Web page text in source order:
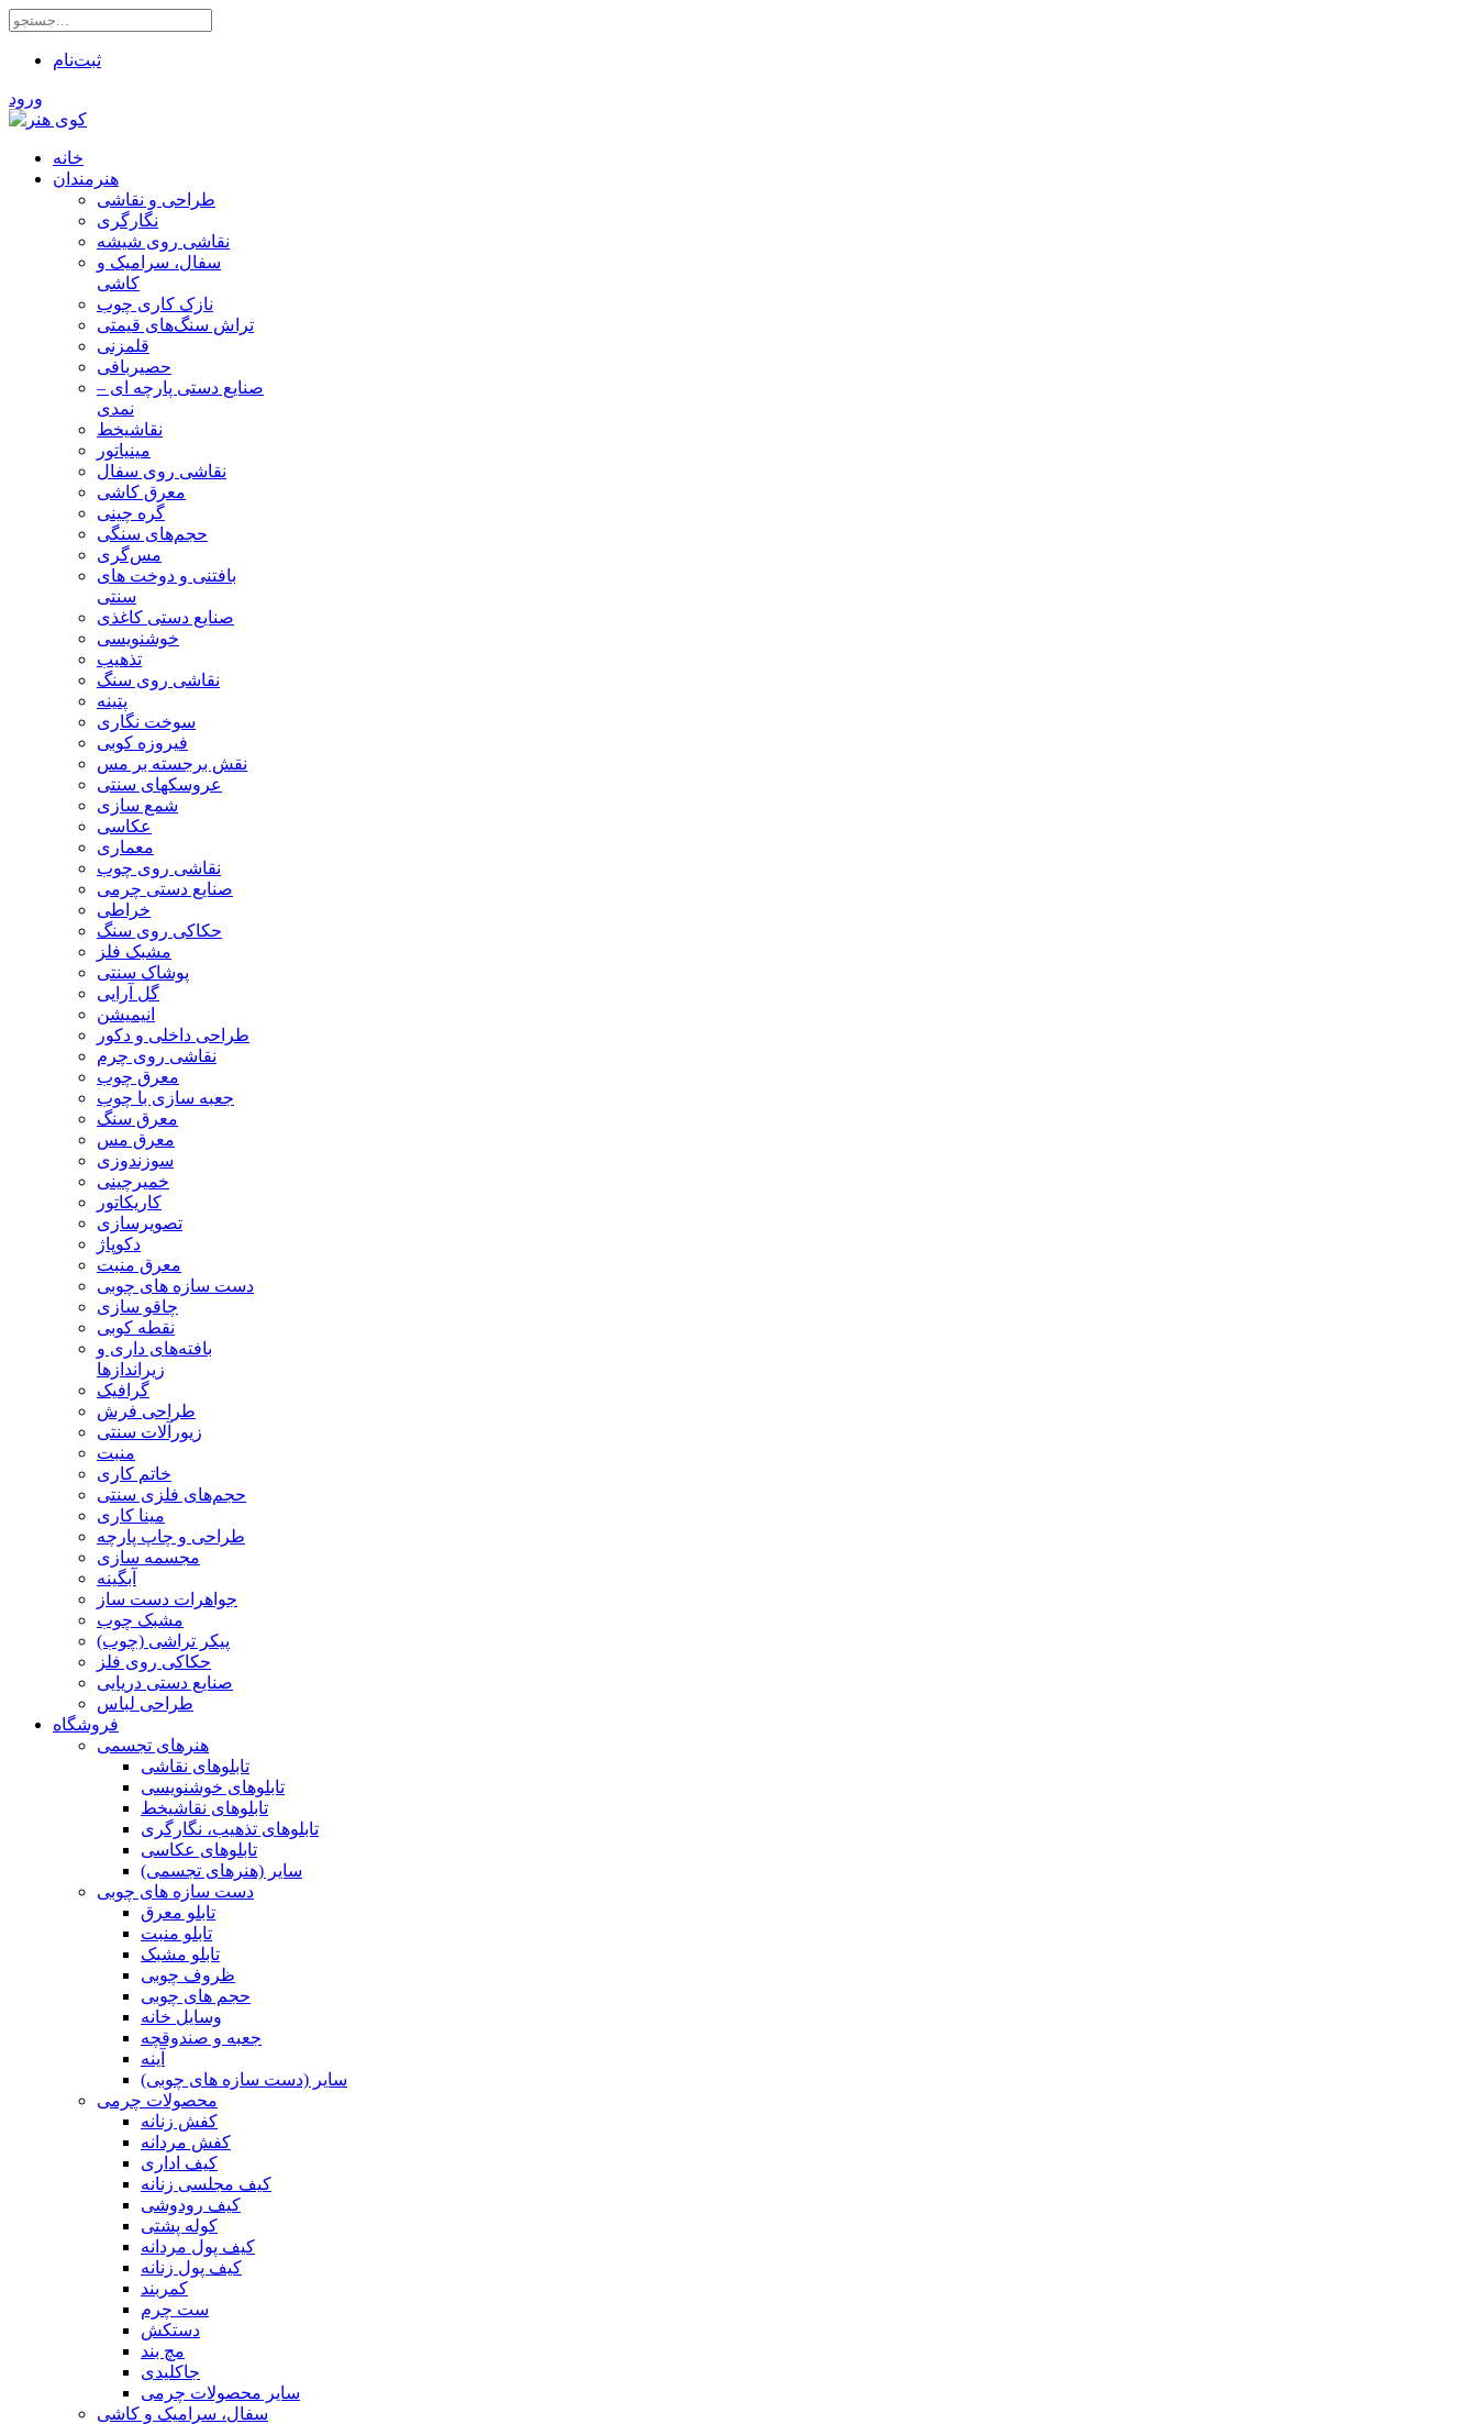
ثبت‌نام
ورود
خانه
هنرمندان
طراحی و نقاشی
نگارگری
نقاشی روی شیشه
سفال، سرامیک و
کاشی
نازک کاری چوب
تراش سنگ‌های قیمتی
قلمزنی
حصیربافی
صنایع دستی پارچه ای –
نمدی
نقاشیخط
مینیاتور
نقاشی روی سفال
معرق کاشی
گره چینی
حجم‌های سنگی
مس‌گری
بافتنی‌ و دوخت های
سنتی
صنایع دستی کاغذی
خوشنویسی
تذهیب
نقاشی روی سنگ
پتینه
سوخت نگاری
فیروزه کوبی
نقش برجسته بر مس
عروسکهای سنتی
شمع سازی
عکاسی
معماری
نقاشی روی چوب
صنایع دستی چرمی
خراطی
حکاکی روی سنگ
مشبک فلز
پوشاک سنتی
گل آرایی
انیمیشن
طراحی داخلی و دکور
نقاشی روی چرم
معرق چوب
جعبه سازی با چوب
معرق سنگ
معرق مس
سوزندوزی
خمیرچینی
کاریکاتور
تصویرسازی
دکوپاژ
معرق منبت
دست سازه های چوبی
چاقو سازی
نقطه کوبی
بافته‌های داری و
زیراندازها
گرافیک
طراحی فرش
زیورآلات سنتی
منبت
خاتم کاری
حجم‌های فلزی سنتی
مینا کاری
طراحی و چاپ پارچه
مجسمه سازی
آبگینه
جواهرات دست ساز
مشبک چوب
پیکر تراشی (چوب)
حکاکی روی فلز
صنایع دستی دریایی
طراحی لباس
فروشگاه
هنرهای تجسمی
تابلوهای نقاشی
تابلوهای خوشنویسی
تابلوهای نقاشیخط
تابلوهای تذهیب، نگارگری
تابلوهای عکاسی
سایر (هنرهای تجسمی)
دست سازه های چوبی
تابلو معرق
تابلو منبت
تابلو مشبک
ظروف چوبی
حجم های چوبی
وسایل خانه
جعبه و صندوقچه
آینه
سایر (دست سازه های چوبی)
محصولات چرمی
کفش زنانه
کفش مردانه
کیف اداری
کیف مجلسی زنانه
کیف رودوشی
کوله پشتی
کیف پول مردانه
کیف پول زنانه
کمربند
ست چرم
دستکش
مچ بند
جاکلیدی
سایر محصولات چرمی
سفال، سرامیک و کاشی